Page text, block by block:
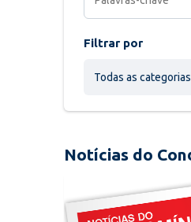
Filtrar por
Todas as categorias
Notícias do